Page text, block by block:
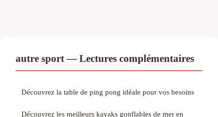
autre sport — Lectures complémentaires
Découvrez la table de ping pong idéale pour vos besoins
Découvrez les meilleurs kayaks gonflables de mer en